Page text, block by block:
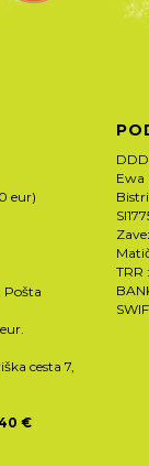
eur)
Pošta
cesta 7,
€
Ewa